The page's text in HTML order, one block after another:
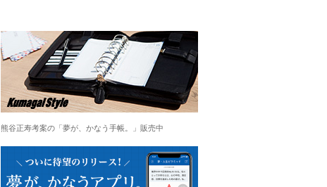
熊谷正寿考案の「夢が、かなう手帳。」販売中